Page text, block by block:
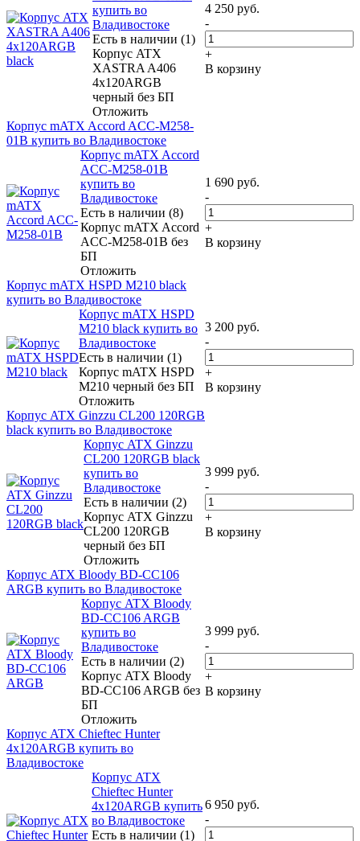
купить во
Владивостоке
Есть в наличии (1)
Корпус ATX
XASTRA A406
4x120ARGB
черный без БП
Отложить
4 250 руб.
-
+
В корзину
Корпус mATX Accord ACC-M258-
01B купить во Владивостоке
Корпус mATX Accord
ACC-M258-01B
купить во
Владивостоке
Есть в наличии (8)
Корпус mATX Accord
ACC-M258-01B без
БП
Отложить
1 690 руб.
-
+
В корзину
Корпус mATX HSPD M210 black
купить во Владивостоке
Корпус mATX HSPD
M210 black купить во
Владивостоке
Есть в наличии (1)
Корпус mATX HSPD
M210 черный без БП
Отложить
3 200 руб.
-
+
В корзину
Корпус ATX Ginzzu CL200 120RGB
black купить во Владивостоке
Корпус ATX Ginzzu
CL200 120RGB black
купить во
Владивостоке
Есть в наличии (2)
Корпус ATX Ginzzu
CL200 120RGB
черный без БП
Отложить
3 999 руб.
-
+
В корзину
Корпус ATX Bloody BD-CC106
ARGB купить во Владивостоке
Корпус ATX Bloody
BD-CC106 ARGB
купить во
Владивостоке
Есть в наличии (2)
Корпус ATX Bloody
BD-CC106 ARGB без
БП
Отложить
3 999 руб.
-
+
В корзину
Корпус ATX Chieftec Hunter
4x120ARGB купить во
Владивостоке
Корпус ATX
Chieftec Hunter
4x120ARGB купить
во Владивостоке
Есть в наличии (1)
6 950 руб.
-